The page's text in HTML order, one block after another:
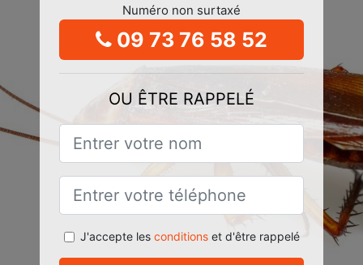
Numéro non surtaxé
09 73 76 58 52
OU ÊTRE RAPPELÉ
J'accepte les conditionset d'être rappelé